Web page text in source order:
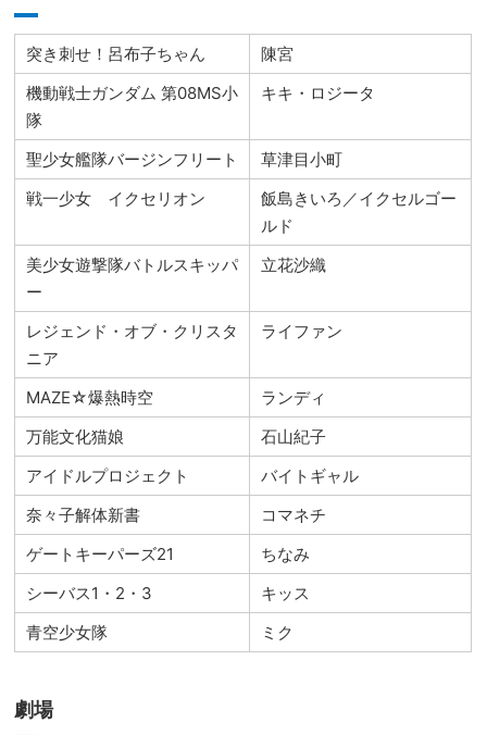
突き刺せ！呂布子ちゃん
陳宮
機動戦士ガンダム 第08MS小
隊
キキ・ロジータ
聖少女艦隊バージンフリート
草津目小町
戦一少女 イクセリオン
飯島きいろ／イクセルゴー
ルド
美少女遊撃隊バトルスキッパ
ー
立花沙織
レジェンド・オブ・クリスタ
ニア
ライファン
MAZE☆爆熱時空
ランディ
万能文化猫娘
石山紀子
アイドルプロジェクト
バイトギャル
奈々子解体新書
コマネチ
ゲートキーパーズ21
ちなみ
シーバス1・2・3
キッス
青空少女隊
ミク
劇場